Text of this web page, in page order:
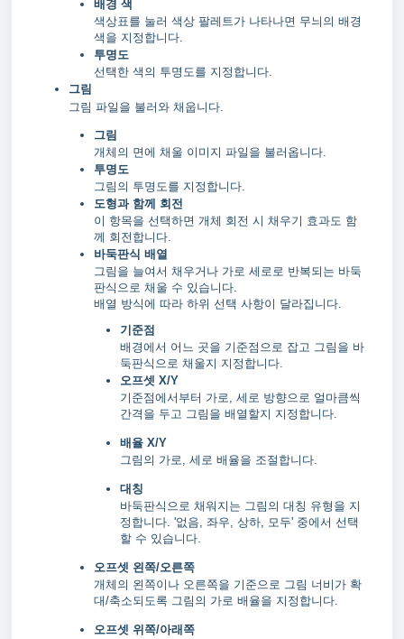
배경 색
색상표를 눌러 색상 팔레트가 나타나면 무늬의 배경
색을 지정합니다.
투명도
선택한 색의 투명도를 지정합니다.
그림
그림 파일을 불러와 채웁니다.
그림
개체의 면에 채울 이미지 파일을 불러옵니다.
투명도
그림의 투명도를 지정합니다.
도형과 함께 회전
이 항목을 선택하면 개체 회전 시 채우기 효과도 함
께 회전합니다.
바둑판식 배열
그림을 늘여서 채우거나 가로 세로로 반복되는 바둑
판식으로 채울 수 있습니다.
배열 방식에 따라 하위 선택 사항이 달라집니다.
기준점
배경에서 어느 곳을 기준점으로 잡고 그림을 바
둑판식으로 채울지 지정합니다.
오프셋 X/Y
기준점에서부터 가로, 세로 방향으로 얼마큼씩
간격을 두고 그림을 배열할지 지정합니다.
배율 X/Y
그림의 가로, 세로 배율을 조절합니다.
대칭
바둑판식으로 채워지는 그림의 대칭 유형을 지
정합니다. '없음, 좌우, 상하, 모두' 중에서 선택
할 수 있습니다.
오프셋 왼쪽/오른쪽
개체의 왼쪽이나 오른쪽을 기준으로 그림 너비가 확
대/축소되도록 그림의 가로 배율을 지정합니다.
오프셋 위쪽/아래쪽